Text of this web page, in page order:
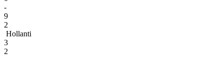
-
9
2
Hollanti
3
2